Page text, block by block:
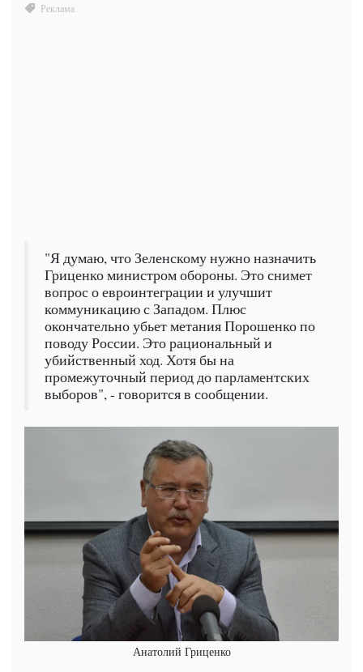
"Я думаю, что Зеленскому нужно назначить
Гриценко министром обороны. Это снимет
вопрос о евроинтеграции и улучшит
коммуникацию с Западом. Плюс
окончательно убьет метания Порошенко по
поводу России. Это рациональный и
убийственный ход. Хотя бы на
промежуточный период до парламентских
выборов", - говорится в сообщении.
Анатолий Гриценко